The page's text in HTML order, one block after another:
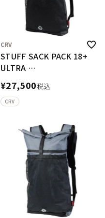
CRV
STUFF SACK PACK 18+
ULTRA
プラス ウルトラ
¥27,500税込
CRV